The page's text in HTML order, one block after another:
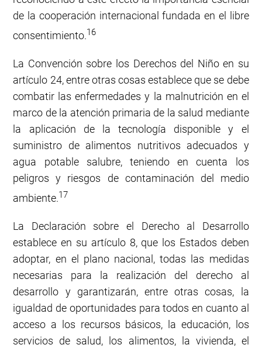
de la cooperación internacional fundada en el libre
consentimiento.16
La Convención sobre los Derechos del Niño en su
artículo 24, entre otras cosas establece que se debe
combatir las enfermedades y la malnutrición en el
marco de la atención primaria de la salud mediante
la aplicación de la tecnología disponible y el
suministro de alimentos nutritivos adecuados y
agua potable salubre, teniendo en cuenta los
peligros y riesgos de contaminación del medio
ambiente.17
La Declaración sobre el Derecho al Desarrollo
establece en su artículo 8, que los Estados deben
adoptar, en el plano nacional, todas las medidas
necesarias para la realización del derecho al
desarrollo y garantizarán, entre otras cosas, la
igualdad de oportunidades para todos en cuanto al
acceso a los recursos básicos, la educación, los
servicios de salud, los alimentos, la vivienda, el